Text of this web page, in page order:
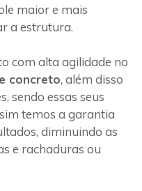
maior e mais
a estrutura.
com alta agilidade no
concreto, além disso
sendo essas seus
temos a garantia
diminuindo as
e rachaduras ou